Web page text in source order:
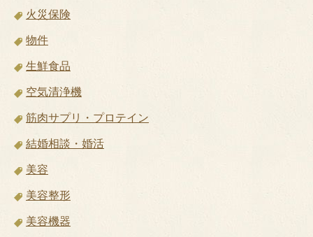
火災保険
物件
生鮮食品
空気清浄機
筋肉サプリ・プロテイン
結婚相談・婚活
美容
美容整形
美容機器